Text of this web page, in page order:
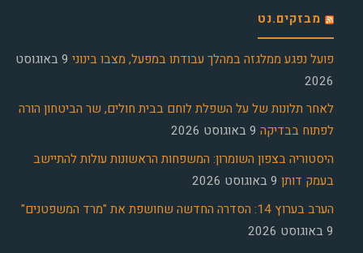
מבזקים.נט
פועל נפגע ממלגזה במהלך עבודתו במפעל, מצבו בינוני
9 באוגוסט
2026
לאחר תלונות של על השפלת לוחם בבית חולים, שר הביטחון הורה
לפתוח בבדיקה 9 באוגוסט 2026
היסטוריה בצפון השומרון: המשפחות הראשונות עולות להתיישב
בעמק דותן 9 באוגוסט 2026
הערב בערוץ 14: הסדרה החדשה שחושפת את "מרד המשפטנים"
9 באוגוסט 2026